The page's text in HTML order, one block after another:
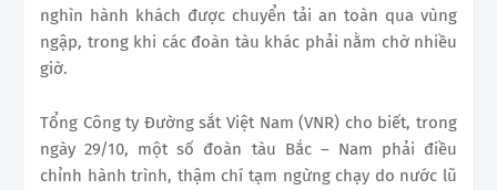
nghìn hành khách được chuyển tải an toàn qua vùng
ngập, trong khi các đoàn tàu khác phải nằm chờ nhiều
giờ.
Tổng Công ty Đường sắt Việt Nam (VNR) cho biết, trong
ngày 29/10, một số đoàn tàu Bắc – Nam phải điều
chỉnh hành trình, thậm chí tạm ngừng chạy do nước lũ